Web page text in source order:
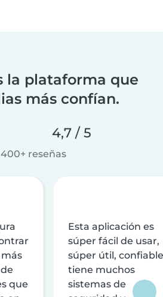
la plataforma que
más confían.
4,7 / 5
reseñas
que
Esta aplicación es
súper fácil de usar,
súper útil,
tiene muchos
sistemas de